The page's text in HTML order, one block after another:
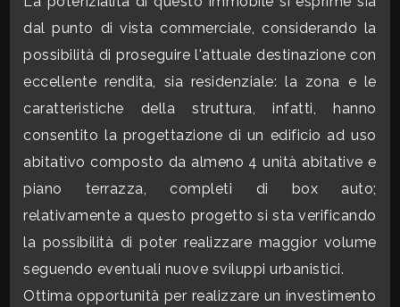
dal punto di vista commerciale, considerando la
possibilità di proseguire l'attuale destinazione con
eccellente rendita, sia residenziale: la zona e le
caratteristiche della struttura, infatti, hanno
consentito la progettazione di un edificio ad uso
abitativo composto da almeno 4 unità abitative e
piano terrazza, completi di box auto;
relativamente a questo progetto si sta verificando
la possibilità di poter realizzare maggior volume
seguendo eventuali nuove sviluppi urbanistici.
Ottima opportunità per realizzare un investimento
Totale
Locali
Qualsiasi